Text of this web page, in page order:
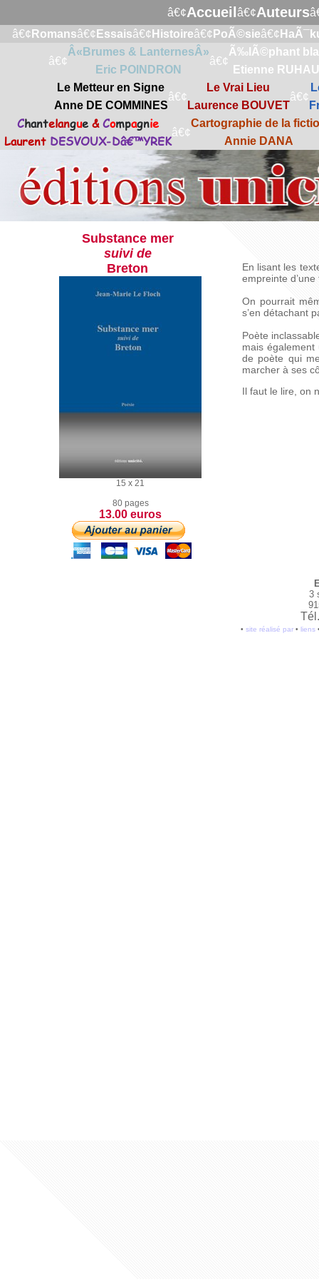
â€¢Accueil â€¢Auteurs
â€¢ Romansâ€¢ Essaisâ€¢ Histoireâ€¢ PoÃ©sieâ€¢
â€¢
Â«Brumes & LanternesÂ»
Eric POINDRON
â€¢
Ã‰lÃ©phant
Etienne
Le Metteur en Signe
Anne DE COMMINES
â€¢
Le Vrai Lieu
Laurence BOUVET
â€¢
Chantelangue & Compagnie
Laurent DESVOUX-Dâ€™YREK
â€¢
Cartographie de la
Annie DANA
Substance mer
suivi de
Breton
15 x 21
80 pages
13.00 euros
En lisant les
empreinte
On pourrait
s’en détachant
Poète
mais
de poète qui
marcher à ses
Il faut le lire, on
3
• site réalisé par• liens